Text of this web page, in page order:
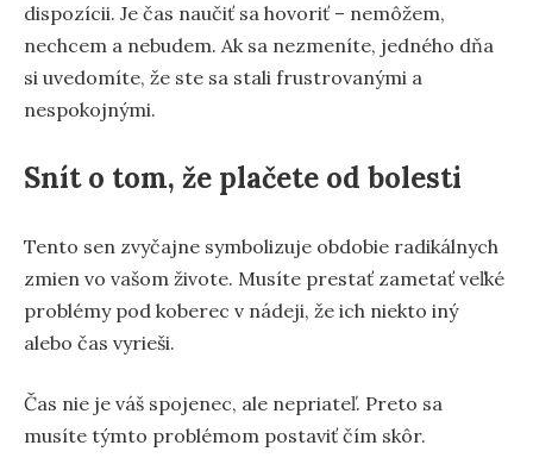
dispozícii. Je čas naučiť sa hovoriť – nemôžem,
nechcem a nebudem. Ak sa nezmeníte, jedného dňa
si uvedomíte, že ste sa stali frustrovanými a
nespokojnými.
Snít o tom, že plačete od bolesti
Tento sen zvyčajne symbolizuje obdobie radikálnych
zmien vo vašom živote. Musíte prestať zametať veľké
problémy pod koberec v nádeji, že ich niekto iný
alebo čas vyrieši.
Čas nie je váš spojenec, ale nepriateľ. Preto sa
musíte týmto problémom postaviť čím skôr.